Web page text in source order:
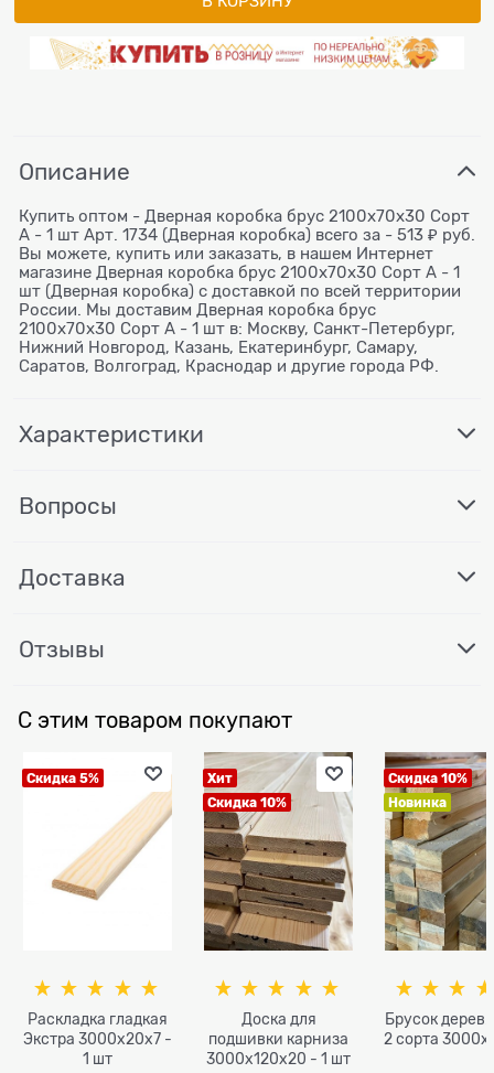
Описание
Купить оптом - Дверная коробка брус 2100х70х30 Сорт
А - 1 шт Арт. 1734 (Дверная коробка) всего за - 513 ₽ руб.
Вы можете, купить или заказать, в нашем Интернет
магазине Дверная коробка брус 2100х70х30 Сорт А - 1
шт (Дверная коробка) с доставкой по всей территории
России. Мы доставим Дверная коробка брус
2100х70х30 Сорт А - 1 шт в: Москву, Санкт-Петербург,
Нижний Новгород, Казань, Екатеринбург, Самару,
Саратов, Волгоград, Краснодар и другие города РФ.
Характеристики
Вопросы
Доставка
Отзывы
С этим товаром покупают
Скидка 5%
Раскладка гладкая
Экстра 3000x20x7 -
1 шт
Хит
Скидка 10%
Доска для
подшивки карниза
3000x120х20 - 1 шт
Скидка 10%
Новинка
Брусок
2 сорта